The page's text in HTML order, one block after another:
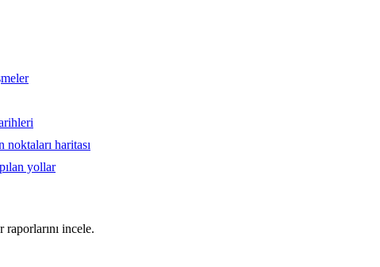
haritası
yollar
raporlarını incele.